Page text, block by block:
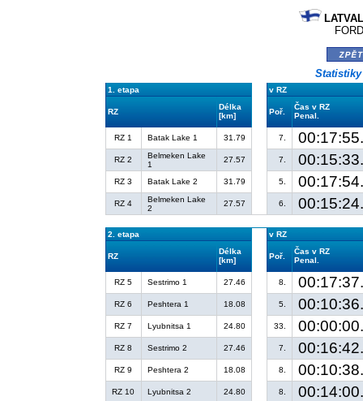
1. etapa v RZ
RZ
Délka
[km]
Poř.
Čas v RZ
Penal.
RZ 1 Batak Lake 1 31.79 7.
RZ 2
Belmeken Lake
1
27.57 7.
RZ 3 Batak Lake 2 31.79 5.
RZ 4
Belmeken Lake
2
27.57 6.
2. etapa v RZ
RZ
Délka
[km]
Poř.
Čas v RZ
Penal.
RZ 5 Sestrimo 1 27.46 8.
RZ 6 Peshtera 1 18.08 5.
RZ 7 Lyubnitsa 1 24.80 33.
RZ 8 Sestrimo 2 27.46 7.
RZ 9 Peshtera 2 18.08 8.
RZ 10 Lyubnitsa 2 24.80 8.